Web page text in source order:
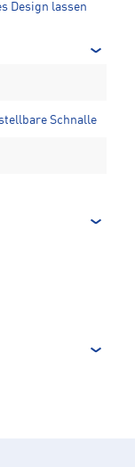
Design lassen
Schnalle